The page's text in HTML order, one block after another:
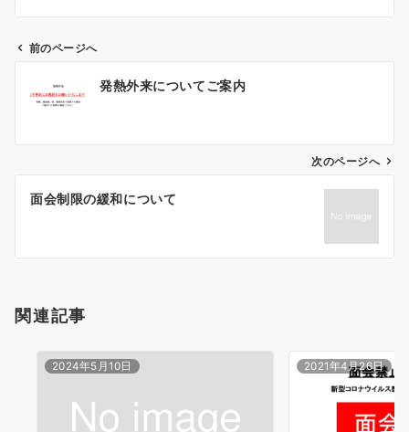
ゲ
シ
ン
前のページへ
発熱外来についてご案内
次のページへ
面会制限の緩和について
関連記事
2024年5月10日 2021年4月26日